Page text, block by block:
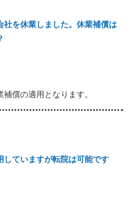
社を休業しました。休業補償は
償の適用となります。
していますが転院は可能です